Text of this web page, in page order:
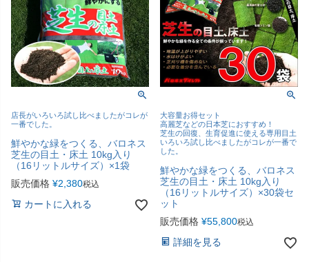
店長がいろいろ試し比べましたがコレが
一番でした。
鮮やかな緑をつくる、バロネス
芝生の目土・床土 10kg入り
（16リットルサイズ）×1袋
販売価格 ¥2,380税込
カートに入れる
大容量お得セット
高麗芝などの日本芝におすすめ！
芝生の回復、生育促進に使える専用目土
いろいろ試し比べましたがコレが一番で
した。
鮮やかな緑をつくる、バロネス
芝生の目土・床土 10kg入り
（16リットルサイズ）×30袋セ
ット
販売価格 ¥55,800税込
詳細を見る